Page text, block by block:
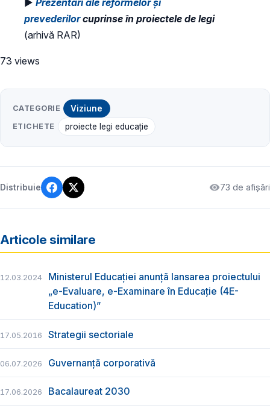
prevederilorcuprinse în proiectele de legi
(arhivă RAR)
73 views
CATEGORIE Viziune
ETICHETE proiecte legi educație
Distribuie 73 de afișări
Articole similare
12.03.2024
Ministerul Educației anunță lansarea proiectului
„e-Evaluare, e-Examinare în Educație (4E-
Education)”
17.05.2016 Strategii sectoriale
06.07.2026 Guvernanță corporativă
17.06.2026 Bacalaureat 2030